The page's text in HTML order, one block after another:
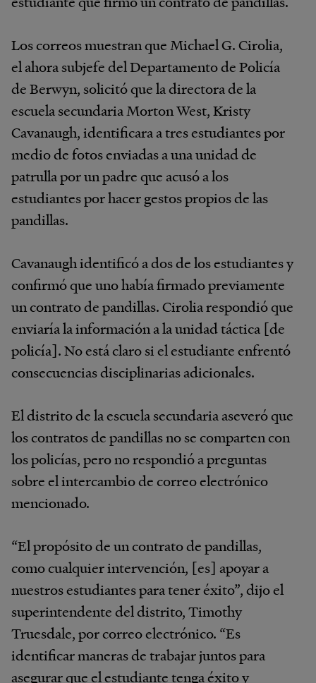
Los correos muestran que Michael G. Cirolia,
el ahora subjefe del Departamento de Policía
de Berwyn, solicitó que la directora de la
escuela secundaria Morton West, Kristy
Cavanaugh, identificara a tres estudiantes por
medio de fotos enviadas a una unidad de
patrulla por un padre que acusó a los
estudiantes por hacer gestos propios de las
pandillas.
Cavanaugh identificó a dos de los estudiantes y
confirmó que uno había firmado previamente
un contrato de pandillas. Cirolia respondió que
enviaría la información a la unidad táctica [de
policía]. No está claro si el estudiante enfrentó
consecuencias disciplinarias adicionales.
El distrito de la escuela secundaria aseveró que
los contratos de pandillas no se comparten con
los policías, pero no respondió a preguntas
sobre el intercambio de correo electrónico
mencionado.
“El propósito de un contrato de pandillas,
como cualquier intervención, [es] apoyar a
nuestros estudiantes para tener éxito”, dijo el
superintendente del distrito, Timothy
Truesdale, por correo electrónico. “Es
identificar maneras de trabajar juntos para
asegurar que el estudiante tenga éxito y